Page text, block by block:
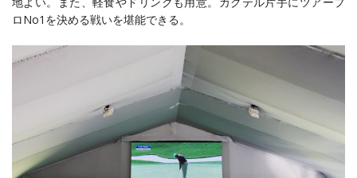
ロNo1を決める戦いを堪能できる。